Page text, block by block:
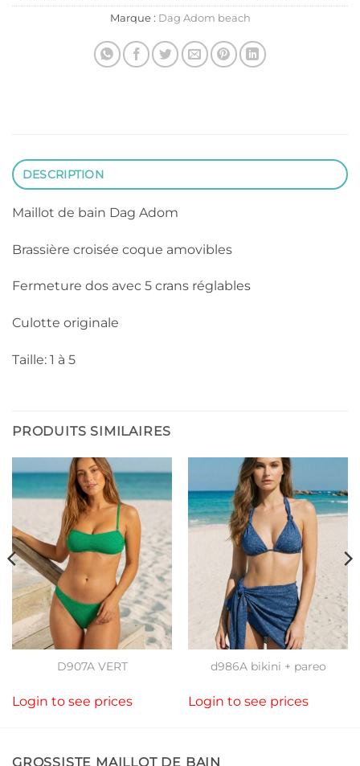
Marque : Dag Adom beach
DESCRIPTION
Maillot de bain Dag Adom
Brassière croisée coque amovibles
Fermeture dos avec 5 crans réglables
Culotte originale
Taille: 1 à 5
PRODUITS SIMILAIRES
D907A VERT
Login to see prices
d986A bikini + pareo
Login to see prices
GROSSISTE MAILLOT DE BAIN